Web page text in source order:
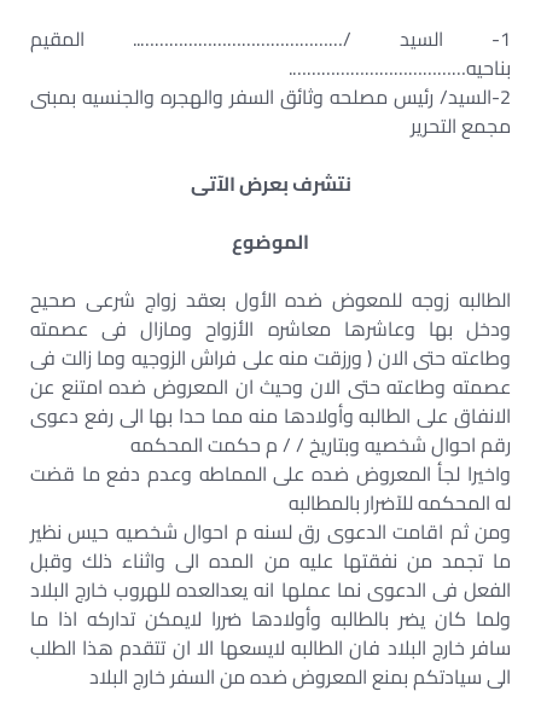
1- السيد /…………………………………….. المقيم
بناحيه……………………………….
2-السيد/ رئيس مصلحه وثائق السفر والهجره والجنسيه بمبنى
مجمع التحرير
نتشرف بعرض الآتى
الموضوع
الطالبه زوجه للمعوض ضده الأول بعقد زواج شرعى صحيح
ودخل بها وعاشرها معاشره الأزواح ومازال فى عصمته
وطاعته حتى الان ( ورزقت منه على فراش الزوجيه وما زالت فى
عصمته وطاعته حتى الان وحيث ان المعروض ضده امتنع عن
الانفاق على الطالبه وأولادها منه مما حدا بها الى رفع دعوى
رقم احوال شخصيه وبتاريخ / / م حكمت المحكمه
واخيرا لجأ المعروض ضده على المماطه وعدم دفع ما قضت
له المحكمه للآضرار بالمطالبه
ومن ثم اقامت الدعوى رق لسنه م احوال شخصيه حيس نظير
ما تجمد من نفقتها عليه من المده الى واثناء ذلك وقبل
الفعل فى الدعوى نما عملها انه يعدالعده للهروب خارج البلاد
ولما كان يضر بالطالبه وأولادها ضررا لايمكن تداركه اذا ما
سافر خارج البلاد فان الطالبه لايسعها الا ان تتقدم هذا الطلب
الى سيادتكم بمنع المعروض ضده من السفر خارج البلاد